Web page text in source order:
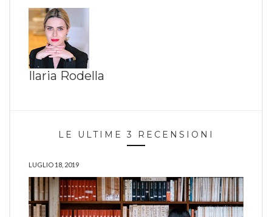
Ilaria Rodella
LE ULTIME 3 RECENSIONI
LUGLIO 18, 2019